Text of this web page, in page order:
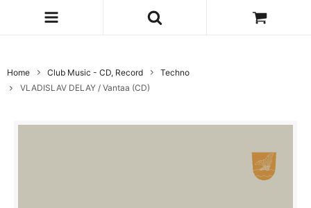
Home Club Music - CD, Record
Techno
VLADISLAV DELAY / Vantaa (CD)